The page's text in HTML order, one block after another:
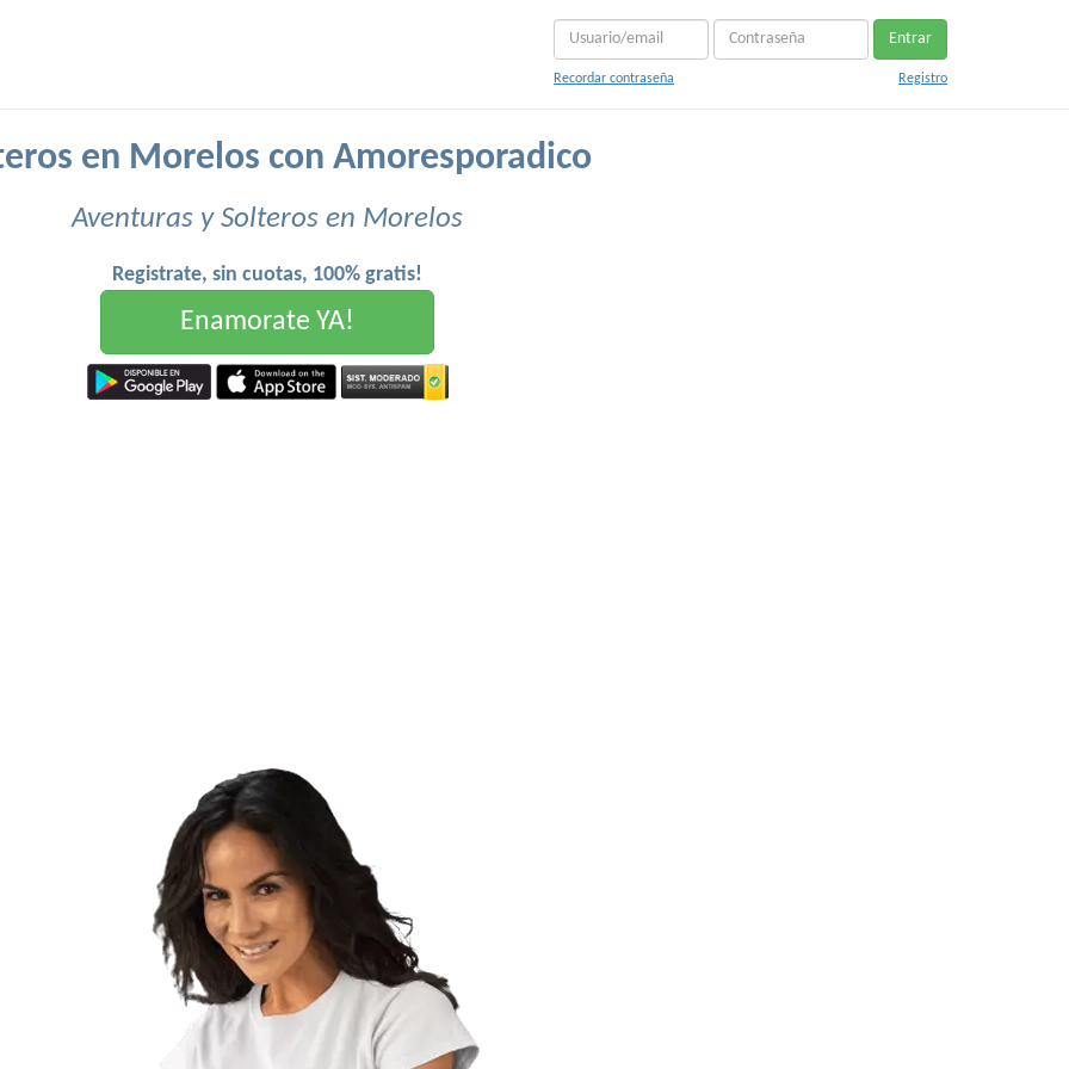
Entrar
Recordar contraseña Registro
en Morelos con Amoresporadico
Aventuras y Solteros en Morelos
Registrate, sin cuotas, 100% gratis!
Enamorate YA!